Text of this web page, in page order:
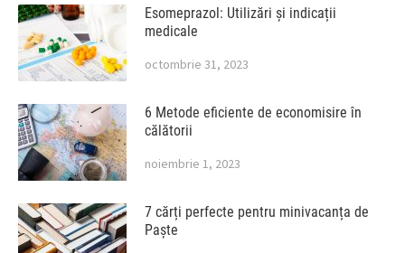
Esomeprazol: Utilizări și indicații
medicale
octombrie 31, 2023
6 Metode eficiente de economisire în
călătorii
noiembrie 1, 2023
7 cărți perfecte pentru minivacanța de
Paște